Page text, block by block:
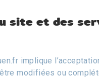
site et des
implique
modifiées ou